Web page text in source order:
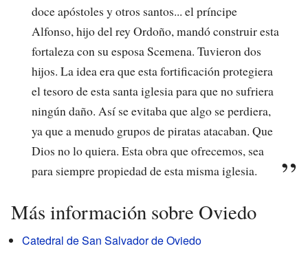
doce apóstoles y otros santos... el príncipe
Alfonso, hijo del rey Ordoño, mandó construir esta
fortaleza con su esposa Scemena. Tuvieron dos
hijos. La idea era que esta fortificación protegiera
el tesoro de esta santa iglesia para que no sufriera
ningún daño. Así se evitaba que algo se perdiera,
ya que a menudo grupos de piratas atacaban. Que
Dios no lo quiera. Esta obra que ofrecemos, sea
para siempre propiedad de esta misma iglesia.
Más información sobre Oviedo
Catedral de San Salvador de Oviedo